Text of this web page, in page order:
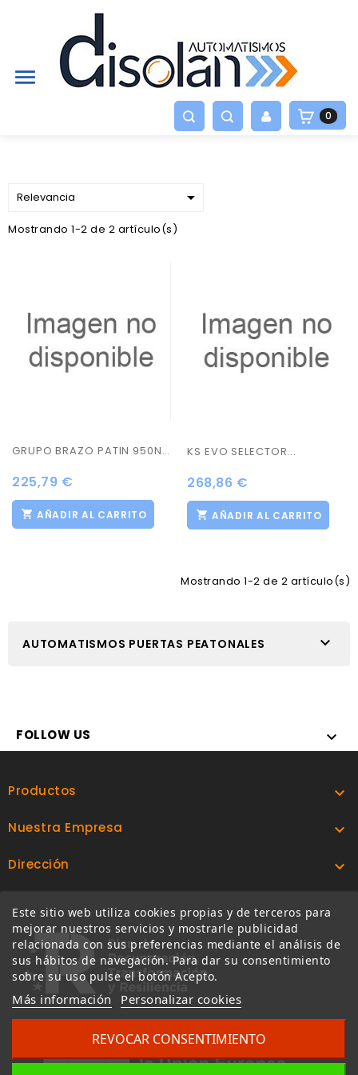

0
Relevancia 
Mostrando 1-2 de 2 artículo(s)
GRUPO BRAZO PATIN 950N...
225,79 €
AÑADIR AL CARRITO
KS EVO SELECTOR...
268,86 €
AÑADIR AL CARRITO
Mostrando 1-2 de 2 artículo(s)
AUTOMATISMOS PUERTAS PEATONALES 
FOLLOW US 
Productos 
Nuestra Empresa 
Dirección 
Este sitio web utiliza cookies propias y de terceros para
mejorar nuestros servicios y mostrarle publicidad
relacionada con sus preferencias mediante el análisis de
sus hábitos de navegación. Para dar su consentimiento
sobre su uso pulse el botón Acepto.
Más información Personalizar cookies
REVOCAR CONSENTIMIENTO